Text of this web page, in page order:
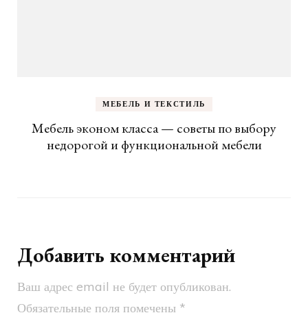
МЕБЕЛЬ И ТЕКСТИЛЬ
Мебель эконом класса — советы по выбору
недорогой и функциональной мебели
Добавить комментарий
Ваш адрес email не будет опубликован.
Обязательные поля помечены *